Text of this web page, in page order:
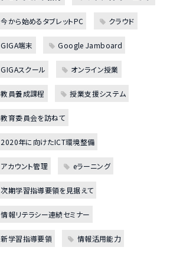
今から始めるタブレットPC クラウド
GIGA端末 Google Jamboard
GIGAスクール オンライン授業
教員養成課程 授業支援システム
教育委員会を訪ねて
2020年に向けたICT環境整備
アカウント管理 eラーニング
次期学習指導要領を見据えて
情報リテラシー連続セミナー
新学習指導要領 情報活用能力